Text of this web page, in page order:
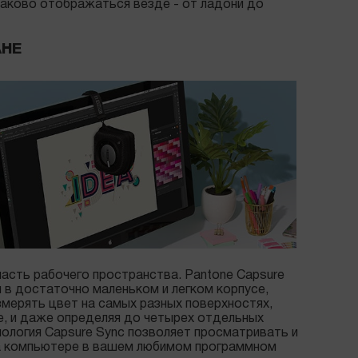
отображаться везде - от ладони до
рабочего пространства. Pantone Capsure
достаточно маленьком и легком корпусе,
цвет на самых разных поверхностях,
и даже определяя до четырех отдельных
Capsure Sync позволяет просматривать и
компьютере в вашем любимом программном